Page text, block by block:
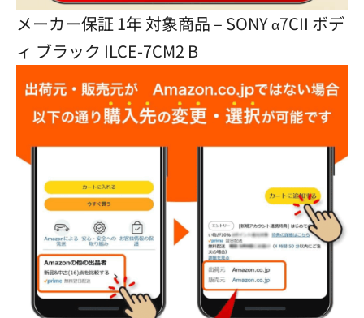
メーカー保証 1年 対象商品 – SONY α7CII ボデ
ィ ブラック ILCE-7CM2 B